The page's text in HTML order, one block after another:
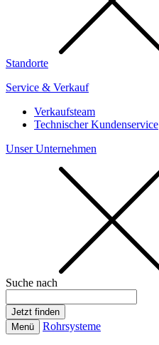
Standorte
Service & Verkauf
Verkaufsteam
Technischer Kundenservice
Unser Unternehmen
Suche nach
Menü Rohrsysteme